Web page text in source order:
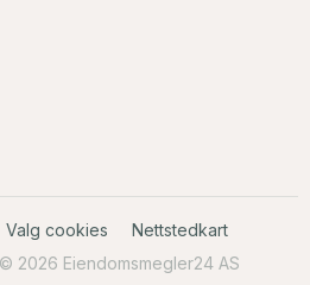
Valg cookies
Nettstedkart
2026 Eiendomsmegler24 AS